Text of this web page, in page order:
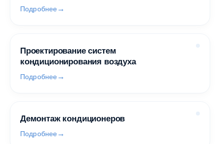
Подробнее
Проектирование систем
кондиционирования воздуха
Подробнее
Демонтаж кондиционеров
Подробнее